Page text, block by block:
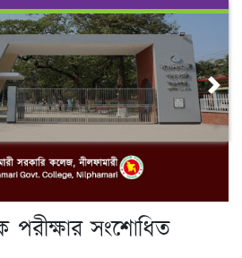
পরীক্ষার সংশোধিত